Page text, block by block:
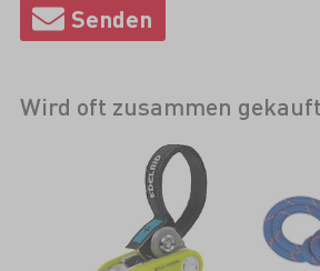
Wird oft zusammen